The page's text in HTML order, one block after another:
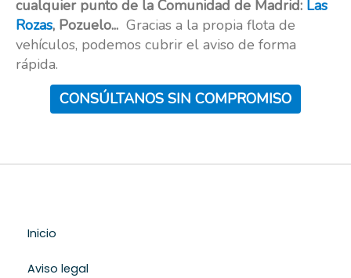
cualquier punto de la Comunidad de Madrid: Las
Rozas, Pozuelo... Gracias a la propia flota de
vehículos, podemos cubrir el aviso de forma
rápida.
CONSÚLTANOS SIN COMPROMISO
Inicio
Aviso legal